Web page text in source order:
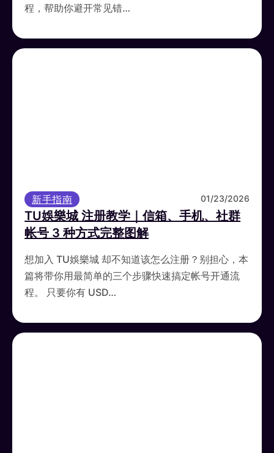
程，帮助你避开常见错…
新手指南 01/23/2026
TU娛樂城 注册教学｜信箱、手机、社群
帐号 3 种方式完整图解
想加入 TU娛樂城 却不知道该怎么注册？别担心，本
篇将带你用最简单的三个步骤快速搞定帐号开通流
程。 只要你有 USD…